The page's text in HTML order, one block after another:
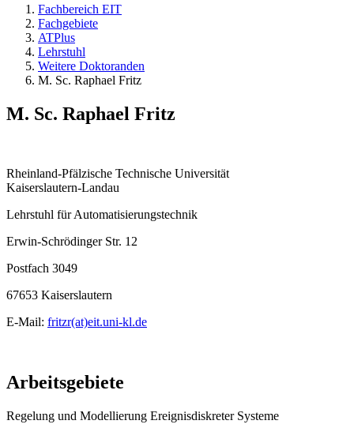
Fachbereich EIT
Fachgebiete
ATPlus
Lehrstuhl
Weitere Doktoranden
M. Sc. Raphael Fritz
M. Sc. Raphael Fritz
Rheinland-Pfälzische Technische Universität
Kaiserslautern-Landau
Lehrstuhl für Automatisierungstechnik
Erwin-Schrödinger Str. 12
Postfach 3049
67653 Kaiserslautern
E-Mail: fritzr(at)eit.uni-kl.de
Arbeitsgebiete
Regelung und Modellierung Ereignisdiskreter Systeme